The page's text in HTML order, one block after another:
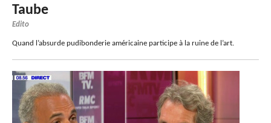
Taube
Edito
Quand l’absurde pudibonderie américaine participe à la ruine de l’art.